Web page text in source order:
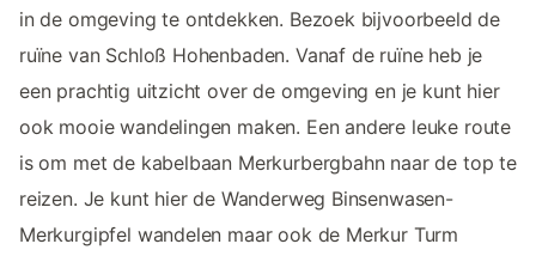
in de omgeving te ontdekken. Bezoek bijvoorbeeld de
ruïne van Schloß Hohenbaden. Vanaf de ruïne heb je
een prachtig uitzicht over de omgeving en je kunt hier
ook mooie wandelingen maken. Een andere leuke route
is om met de kabelbaan Merkurbergbahn naar de top te
reizen. Je kunt hier de Wanderweg Binsenwasen-
Merkurgipfel wandelen maar ook de Merkur Turm